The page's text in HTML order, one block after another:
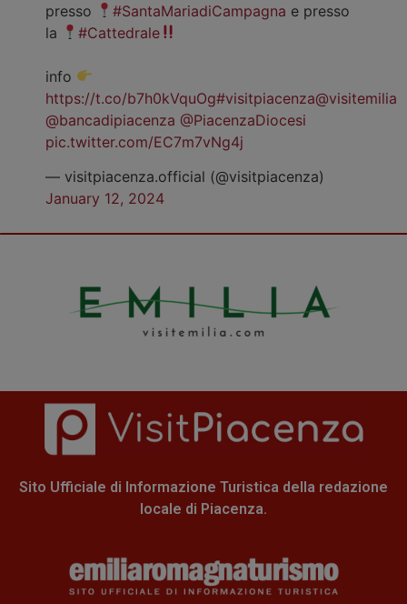
presso
#SantaMariadiCampagna e presso
la
#Cattedrale
info
https://t.co/b7h0kVquOg#visitpiacenza@visitemilia
@bancadipiacenza @PiacenzaDiocesi
pic.twitter.com/EC7m7vNg4j
— visitpiacenza.official (@visitpiacenza)
January 12, 2024
Sito Ufficiale di Informazione Turistica della redazione
locale di Piacenza.